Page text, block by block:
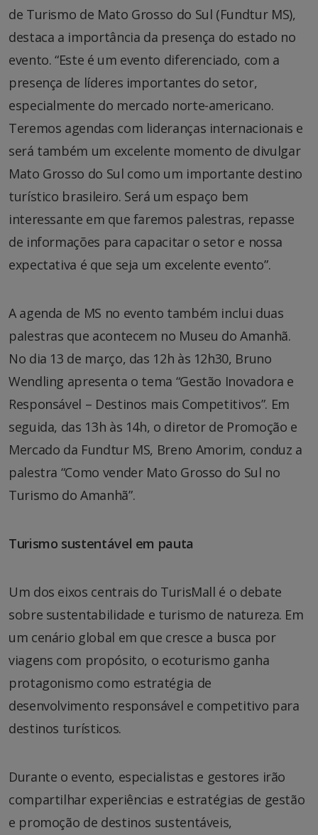
de Turismo de Mato Grosso do Sul (Fundtur MS),
destaca a importância da presença do estado no
evento. “Este é um evento diferenciado, com a
presença de líderes importantes do setor,
especialmente do mercado norte-americano.
Teremos agendas com lideranças internacionais e
será também um excelente momento de divulgar
Mato Grosso do Sul como um importante destino
turístico brasileiro. Será um espaço bem
interessante em que faremos palestras, repasse
de informações para capacitar o setor e nossa
expectativa é que seja um excelente evento”.
A agenda de MS no evento também inclui duas
palestras que acontecem no Museu do Amanhã.
No dia 13 de março, das 12h às 12h30, Bruno
Wendling apresenta o tema “Gestão Inovadora e
Responsável – Destinos mais Competitivos”. Em
seguida, das 13h às 14h, o diretor de Promoção e
Mercado da Fundtur MS, Breno Amorim, conduz a
palestra “Como vender Mato Grosso do Sul no
Turismo do Amanhã”.
Turismo sustentável em pauta
Um dos eixos centrais do TurisMall é o debate
sobre sustentabilidade e turismo de natureza. Em
um cenário global em que cresce a busca por
viagens com propósito, o ecoturismo ganha
protagonismo como estratégia de
desenvolvimento responsável e competitivo para
destinos turísticos.
Durante o evento, especialistas e gestores irão
compartilhar experiências e estratégias de gestão
e promoção de destinos sustentáveis,